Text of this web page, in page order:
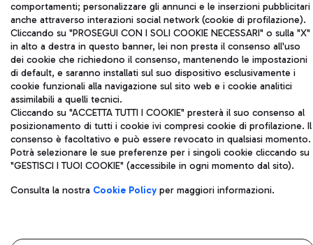
telefono +39 06 65951
Privacy policy
Note legali
Mappa sito
Accessibilità
Roma FCO
L'aeroporto stellato
QUALITÀ SOSTENIBILITÀ INNOVAZIONE
comportamenti; personalizzare gli annunci e le inserzioni pubblicitari
anche attraverso interazioni social network (cookie di profilazione).
Cliccando su "PROSEGUI CON I SOLI COOKIE NECESSARI" o sulla "X"
in alto a destra in questo banner, lei non presta il consenso all'uso
dei cookie che richiedono il consenso, mantenendo le impostazioni
di default, e saranno installati sul suo dispositivo esclusivamente i
cookie funzionali alla navigazione sul sito web e i cookie analitici
assimilabili a quelli tecnici.
Cliccando su "ACCETTA TUTTI I COOKIE" presterà il suo consenso al
posizionamento di tutti i cookie ivi compresi cookie di profilazione. Il
consenso è facoltativo e può essere revocato in qualsiasi momento.
Potrà selezionare le sue preferenze per i singoli cookie cliccando su
"GESTISCI I TUOI COOKIE" (accessibile in ogni momento dal sito).
Consulta la nostra Cookie Policyper maggiori informazioni.